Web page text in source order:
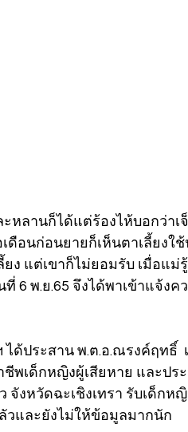
หลานก็ได้แต่ร้องไห้บอกว่าเ
ดือนก่อนยายก็เห็นตาเลี้ยงใ
แต่เขาก็ไม่ยอมรับ เมื่อแม่
6 พ.ย.65 จึงได้พาเข้าแจ้งค
ด้ประสาน พ.ต.อ.ณรงค์ฤทธิ์
ชีพเด็กหญิงผู้เสียหาย และปร
งหวัดฉะเชิงเทรา รับเด็กหญิ
วและยังไม่ให้ข้อมูลมากนัก